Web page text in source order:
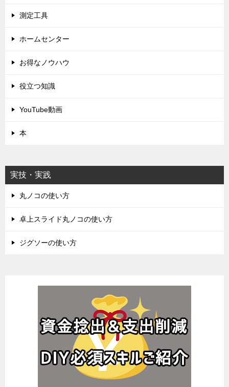
測定工具
ホームセンター
お得なノウハウ
役立つ知識
YouTube動画
本
実技・実践
丸ノコの使い方
卓上スライド丸ノコの使い方
ジグソーの使い方